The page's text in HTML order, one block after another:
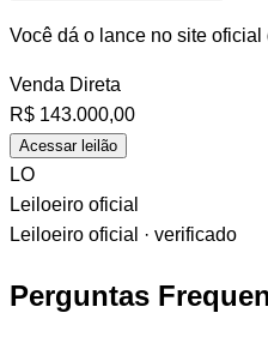
Você dá o lance no site
Venda Direta
R$ 143.000,00
Acessar leilão
LO
Leiloeiro oficial
Leiloeiro oficial · verificado
Perguntas